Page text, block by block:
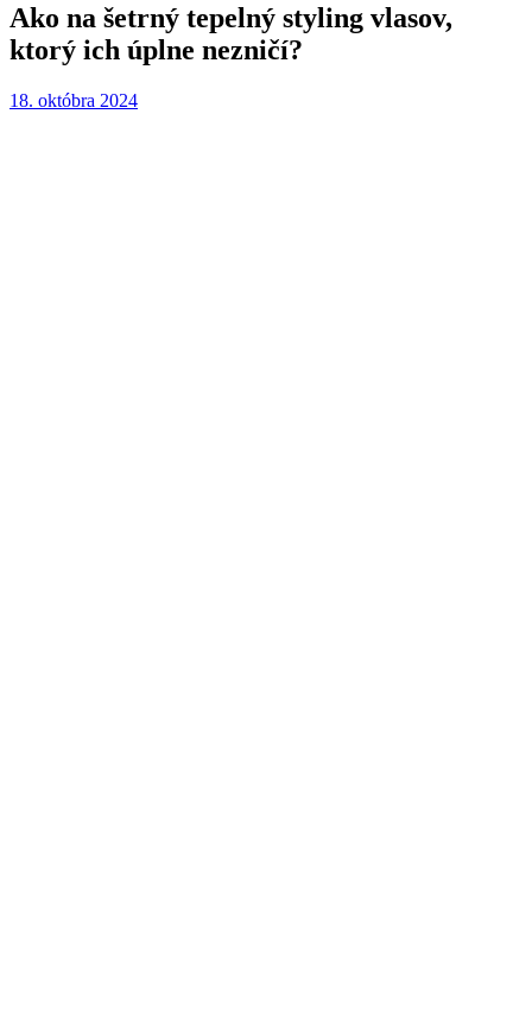
Ako na šetrný tepelný styling vlasov,
ktorý ich úplne nezničí?
18. októbra 2024